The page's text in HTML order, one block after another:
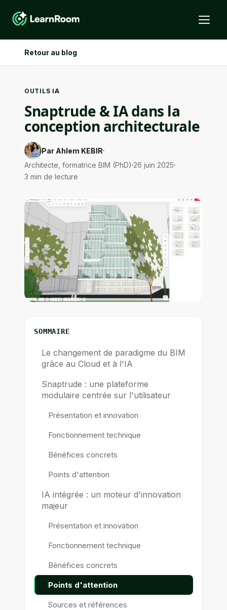
Retour au blog
OUTILS IA
Snaptrude & IA dans la
conception architecturale
Par Ahlem KEBIR
Architecte, formatrice BIM (PhD) 26 juin 2025
3 min de lecture
SOMMAIRE
Le changement de paradigme du BIM
grâce au Cloud et à l'IA
Snaptrude : une plateforme
modulaire centrée sur l'utilisateur
Présentation et innovation
Fonctionnement technique
Bénéfices concrets
Points d'attention
IA intégrée : un moteur d'innovation
majeur
Présentation et innovation
Fonctionnement technique
Bénéfices concrets
Points d'attention
Sources et références